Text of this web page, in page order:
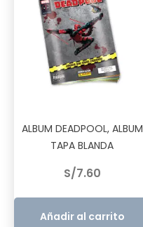
ALBUM DEADPOOL, ALBUM
TAPA BLANDA
S/7.60
Añadir al carrito